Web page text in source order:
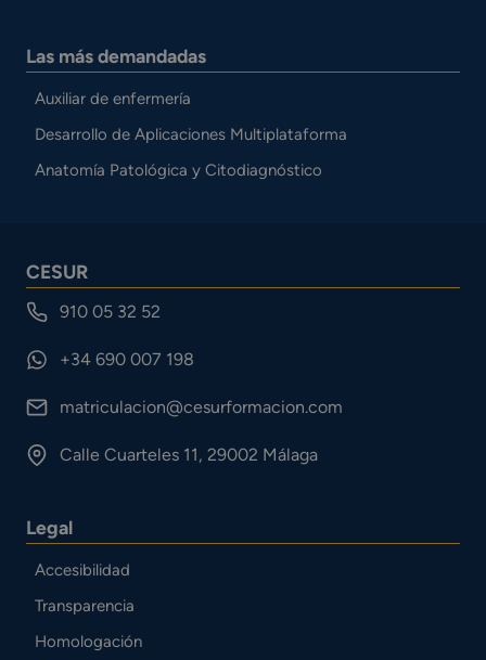
Las más demandadas
Auxiliar de enfermería
Desarrollo de Aplicaciones Multiplataforma
Anatomía Patológica y Citodiagnóstico
CESUR
910 05 32 52
+34 690 007 198
matriculacion@cesurformacion.com
Calle Cuarteles 11, 29002 Málaga
Legal
Accesibilidad
Transparencia
Homologación